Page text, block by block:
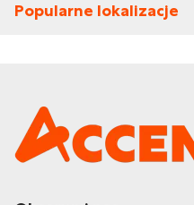
Popularne lokalizacje